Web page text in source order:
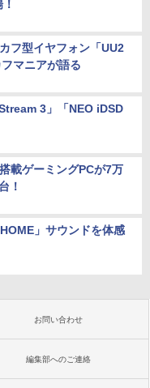
フ型イヤフォン「UU2
マニアが語る
3」「NEO iDSD
載ゲーミングPCが7万
！
」サウンドを体感
お問い合わせ
編集部へのご連絡